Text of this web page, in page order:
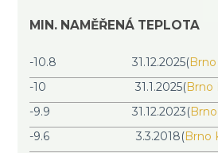
navigace
MIN. NAMĚŘENÁ TEPLOTA
-10.8 31.12.2025(
-10
31.1.2025(Brno
-9.9
31.12.2023(
-9.6
3.3.2018(Brno